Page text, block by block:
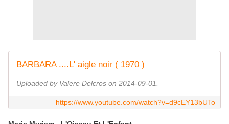
BARBARA ....L' aigle noir ( 1970 )
Uploaded by Valere Delcros on 2014-09-01.
https://www.youtube.com/watch?v=d9cEY13bUTo